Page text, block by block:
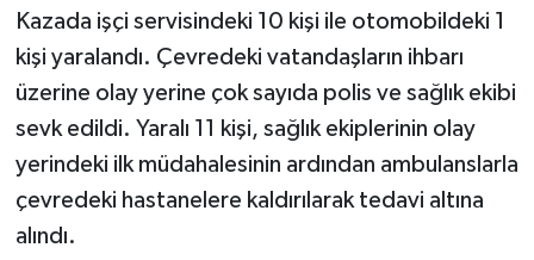
Kazada işçi servisindeki 10 kişi ile otomobildeki 1
kişi yaralandı. Çevredeki vatandaşların ihbarı
üzerine olay yerine çok sayıda polis ve sağlık ekibi
sevk edildi. Yaralı 11 kişi, sağlık ekiplerinin olay
yerindeki ilk müdahalesinin ardından ambulanslarla
çevredeki hastanelere kaldırılarak tedavi altına
alındı.